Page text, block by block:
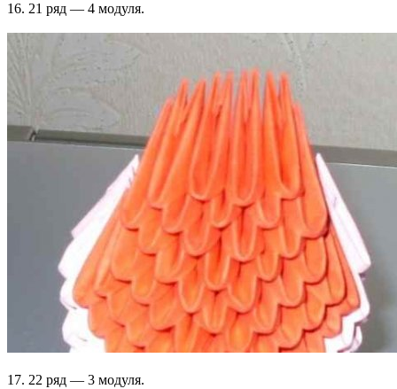
16. 21 ряд — 4 модуля.
17. 22 ряд — 3 модуля.